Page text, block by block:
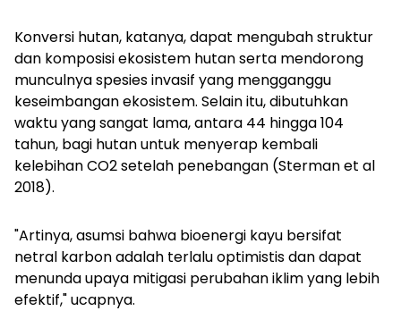
Konversi hutan, katanya, dapat mengubah struktur
dan komposisi ekosistem hutan serta mendorong
munculnya spesies invasif yang mengganggu
keseimbangan ekosistem. Selain itu, dibutuhkan
waktu yang sangat lama, antara 44 hingga 104
tahun, bagi hutan untuk menyerap kembali
kelebihan CO2 setelah penebangan (Sterman et al
2018).
"Artinya, asumsi bahwa bioenergi kayu bersifat
netral karbon adalah terlalu optimistis dan dapat
menunda upaya mitigasi perubahan iklim yang lebih
efektif," ucapnya.